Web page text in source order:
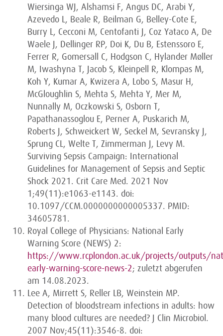
Wiersinga WJ, Alshamsi F, Angus DC, Arabi Y,
Azevedo L, Beale R, Beilman G, Belley-Cote E,
Burry L, Cecconi M, Centofanti J, Coz Yataco A, De
Waele J, Dellinger RP, Doi K, Du B, Estenssoro E,
Ferrer R, Gomersall C, Hodgson C, Hylander Møller
M, Iwashyna T, Jacob S, Kleinpell R, Klompas M,
Koh Y, Kumar A, Kwizera A, Lobo S, Masur H,
McGloughlin S, Mehta S, Mehta Y, Mer M,
Nunnally M, Oczkowski S, Osborn T,
Papathanassoglou E, Perner A, Puskarich M,
Roberts J, Schweickert W, Seckel M, Sevransky J,
Sprung CL, Welte T, Zimmerman J, Levy M.
Surviving Sepsis Campaign: International
Guidelines for Management of Sepsis and Septic
Shock 2021. Crit Care Med. 2021 Nov
1;49(11):e1063-e1143. doi:
10.1097/CCM.0000000000005337. PMID:
34605781.
Royal College of Physicians: National Early
Warning Score (NEWS) 2:
https://www.rcplondon.ac.uk/projects/outputs/
early-warning-score-news-2; zuletzt abgerufen
am 14.08.2023.
Lee A, Mirrett S, Reller LB, Weinstein MP.
Detection of bloodstream infections in adults: how
many blood cultures are needed? J Clin Microbiol.
2007 Nov;45(11):3546-8. doi: